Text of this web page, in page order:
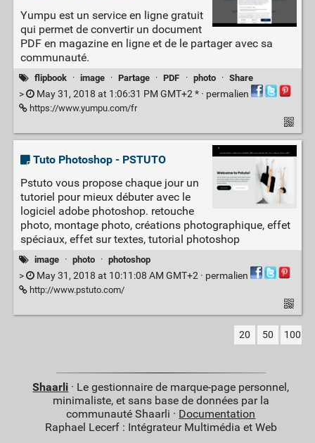
Yumpu est un service en ligne gratuit
qui permet de convertir un document
PDF en magazine en ligne et de le partager avec sa
communauté.
flipbook · image · Partage · PDF · photo · Share
> May 31, 2018 at 1:06:31 PM GMT+2 * · permalien
https://www.yumpu.com/fr
Tuto Photoshop - PSTUTO
Pstuto vous propose chaque jour un
tutoriel pour mieux débuter avec le
logiciel adobe photoshop. retouche
photo, montage photo, créations photographique, effet
spéciaux, effet sur textes, tutorial photoshop
image · photo · photoshop
> May 31, 2018 at 10:11:08 AM GMT+2 · permalien
http://www.pstuto.com/
20 50 100
Shaarli · Le gestionnaire de marque-page personnel,
minimaliste, et sans base de données par la
communauté Shaarli · Documentation
Raphael Lecerf : Intégrateur Multimédia et Web